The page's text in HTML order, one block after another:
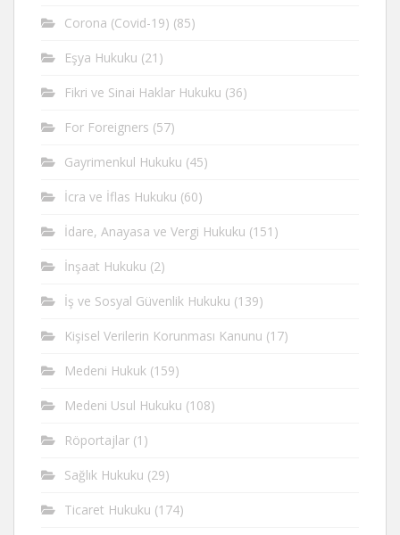
Corona (Covid-19) (85)
Eşya Hukuku (21)
Fikri ve Sinai Haklar Hukuku (36)
For Foreigners (57)
Gayrimenkul Hukuku (45)
İcra ve İflas Hukuku (60)
İdare, Anayasa ve Vergi Hukuku (151)
İnşaat Hukuku (2)
İş ve Sosyal Güvenlik Hukuku (139)
Kişisel Verilerin Korunması Kanunu (17)
Medeni Hukuk (159)
Medeni Usul Hukuku (108)
Röportajlar (1)
Sağlık Hukuku (29)
Ticaret Hukuku (174)